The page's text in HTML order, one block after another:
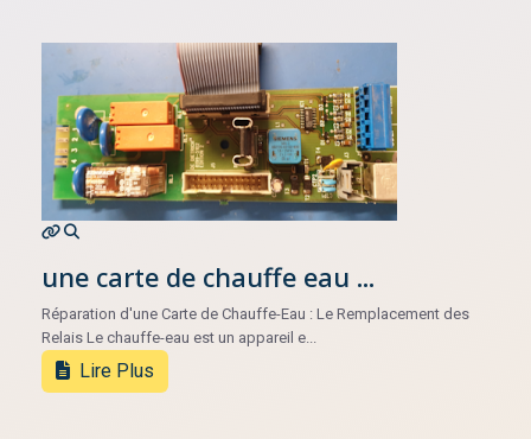
une carte de chauffe eau ...
Réparation d'une Carte de Chauffe-Eau : Le Remplacement des
Relais Le chauffe-eau est un appareil e...
Lire Plus